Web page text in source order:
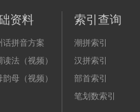
资料
话拼音方案
读法（视频）
韵母（视频）
索引查询
潮拼索引
汉拼索引
部首索引
笔划数索引